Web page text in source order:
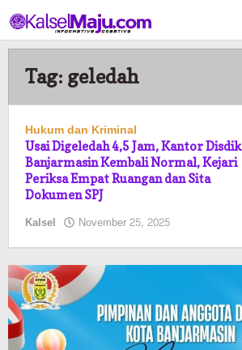
ke
konten
Tag: geledah
Hukum dan Kriminal
Usai Digeledah 4,5 Jam, Kantor Disdik
Banjarmasin Kembali Normal, Kejari
Periksa Empat Ruangan dan Sita
Dokumen SPJ
Kalsel November 25, 2025